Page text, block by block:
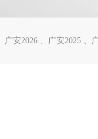
广安2026 广安2025